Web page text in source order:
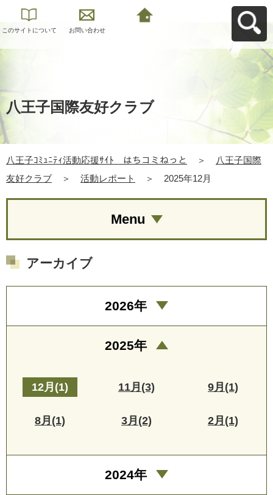
このサイトについて お問い合わせ
八王子国際友好クラブ
八王子ｺﾐｭﾆﾃｨ活動応援ｻｲﾄ はちコミねっと ＞
八王子国際
友好クラブ
＞ 活動レポート ＞ 2025年12月
Menu
アーカイブ
2026年
2025年
12月(1) 11月(3) 9月(1)
8月(1) 3月(2) 2月(1)
2024年